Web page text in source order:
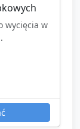
wycięcia w